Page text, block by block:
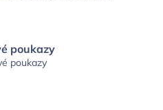
poukazy
poukazy